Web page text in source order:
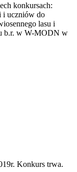
konkursach:
i uczniów do
lasu i
b.r. w W-MODN w
Konkurs trwa.